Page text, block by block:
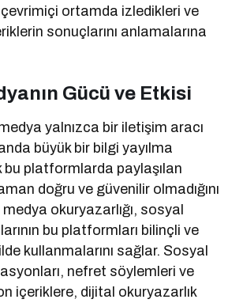
ortamda izledikleri ve
sonuçlarını anlamalarına
Gücü ve Etkisi
yalnızca bir iletişim aracı
büyük bir bilgi yayılma
bu platformlarda paylaşılan
doğru ve güvenilir olmadığını
okuryazarlığı, sosyal
bu platformları bilinçli ve
kullanmalarını sağlar. Sosyal
nefret söylemleri ve
içeriklere, dijital okuryazarlık